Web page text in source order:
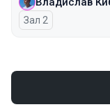
Зал 2